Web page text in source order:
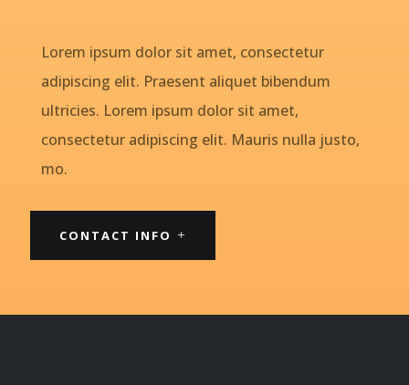
Lorem ipsum dolor sit amet, consectetur
adipiscing elit. Praesent aliquet bibendum
ultricies. Lorem ipsum dolor sit amet,
consectetur adipiscing elit. Mauris nulla justo,
mo.
CONTACT INFO